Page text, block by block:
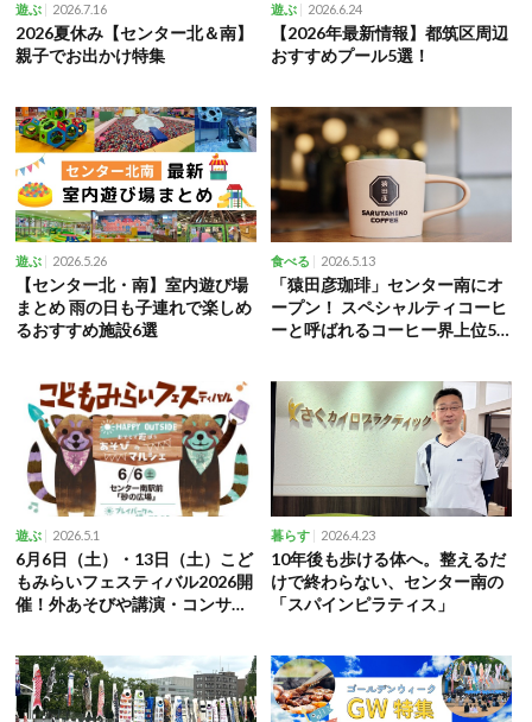
遊ぶ 2026.7.16
2026夏休み【センター北＆南】
親子でお出かけ特集
遊ぶ 2026.6.24
【2026年最新情報】都筑区周辺
おすすめプール5選！
遊ぶ 2026.5.26
【センター北・南】室内遊び場
まとめ 雨の日も子連れで楽しめ
るおすすめ施設6選
食べる 2026.5.13
「猿田彦珈琲」センター南にオ
ープン！ スペシャルティコーヒ
ーと呼ばれるコーヒー界上位5%
遊ぶ 2026.5.1
6月6日（土）・13日（土）こど
もみらいフェスティバル2026開
催！外あそびや講演・コンサー
暮らす 2026.4.23
10年後も歩ける体へ。整えるだ
けで終わらない、センター南の
「スパインピラティス」